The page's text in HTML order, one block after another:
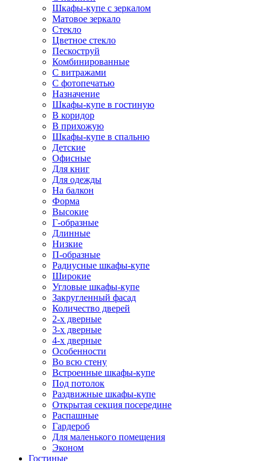
Шкафы-купе с зеркалом
Матовое зеркало
Стекло
Цветное стекло
Пескоструй
Комбинированные
С витражами
С фотопечатью
Назначение
Шкафы-купе в гостиную
В коридор
В прихожую
Шкафы-купе в спальню
Детские
Офисные
Для книг
Для одежды
На балкон
Форма
Высокие
Г-образные
Длинные
Низкие
П-образные
Радиусные шкафы-купе
Широкие
Угловые шкафы-купе
Закругленный фасад
Количество дверей
2-х дверные
3-х дверные
4-х дверные
Особенности
Во всю стену
Встроенные шкафы-купе
Под потолок
Раздвижные шкафы-купе
Открытая секция посередине
Распашные
Гардероб
Для маленького помещения
Эконом
Гостиные